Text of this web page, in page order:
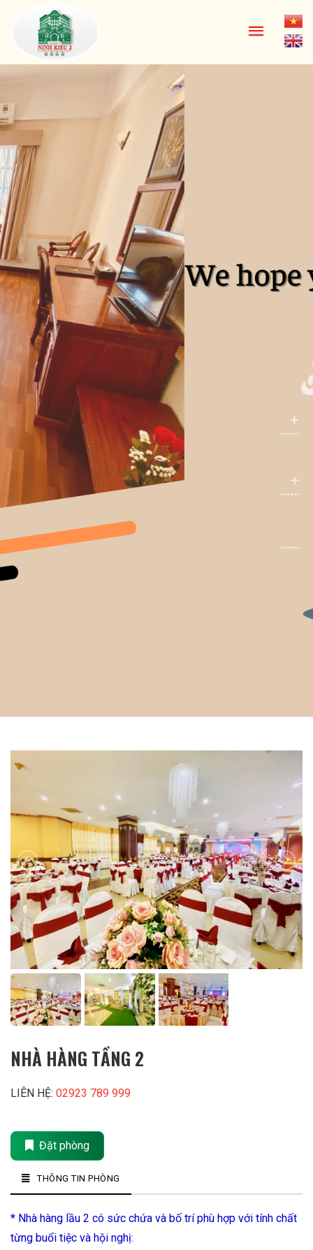
NHÀ HÀNG TẦNG 2
LIÊN HỆ: 02923 789 999
Đặt phòng
THÔNG TIN PHÒNG
* Nhà hàng lầu 2 có sức chứa và bố trí phù hợp với tính chất
từng buổi tiệc và hội nghị: